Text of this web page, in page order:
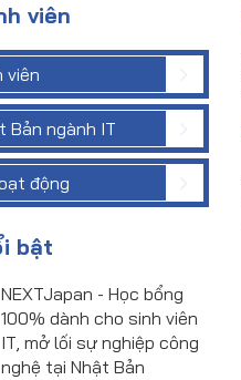
viên
viên
Bản ngành IT
động
bật
NEXTJapan - Học bổng
100% dành cho sinh viên
IT, mở lối sự nghiệp công
nghệ tại Nhật Bản